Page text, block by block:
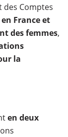
des Comptes
France et
des femmes,
la
en deux